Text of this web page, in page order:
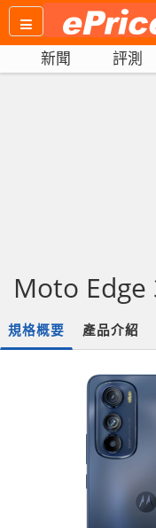
新聞 評測
Moto Edge
規格概要 產品介紹